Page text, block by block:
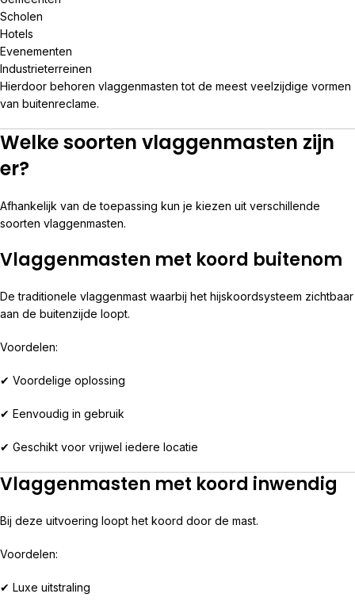
Scholen
Hotels
Evenementen
Industrieterreinen
Hierdoor behoren vlaggenmasten tot de meest veelzijdige vormen
van buitenreclame.
Welke soorten vlaggenmasten zijn
er?
Afhankelijk van de toepassing kun je kiezen uit verschillende
soorten vlaggenmasten.
Vlaggenmasten met koord buitenom
De traditionele vlaggenmast waarbij het hijskoordsysteem zichtbaar
aan de buitenzijde loopt.
Voordelen:
✔ Voordelige oplossing
✔ Eenvoudig in gebruik
✔ Geschikt voor vrijwel iedere locatie
Vlaggenmasten met koord inwendig
Bij deze uitvoering loopt het koord door de mast.
Voordelen:
✔ Luxe uitstraling